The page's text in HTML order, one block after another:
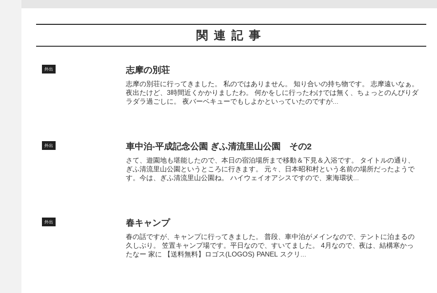
関連記事
外出 志摩の別荘
志摩の別荘に行ってきました。 私のではありません。 知り合いの持ち物です。 志摩遠いなぁ。
夜出たけど、3時間近くかかりましたわ。 何かをしに行ったわけでは無く、ちょっとのんびりダ
ラダラ過ごしに。 夜バーベキューでもしよかといっていたのですが...
外出 車中泊-平成記念公園 ぎふ清流里山公園 その2
さて、遊園地も堪能したので、本日の宿泊場所まで移動＆下見＆入浴です。 タイトルの通り、
ぎふ清流里山公園というところに行きます。 元々、日本昭和村という名前の場所だったようで
す。今は、ぎふ清流里山公園ね。 ハイウェイオアシスですので、東海環状...
外出 春キャンプ
春の話ですが、キャンプに行ってきました。 普段、車中泊がメインなので、テントに泊まるの
久しぶり。 笠置キャンプ場です。平日なので、すいてました。 4月なので、夜は、結構寒かっ
たなー 家に 【送料無料】ロゴス(LOGOS) PANEL スクリ...